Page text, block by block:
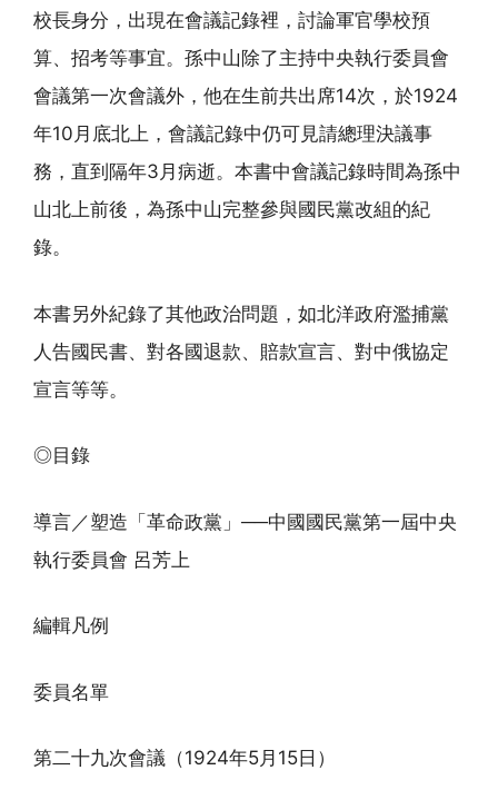
校長身分，出現在會議記錄裡，討論軍官學校預
算、招考等事宜。孫中山除了主持中央執行委員會
會議第一次會議外，他在生前共出席14次，於1924
年10月底北上，會議記錄中仍可見請總理決議事
務，直到隔年3月病逝。本書中會議記錄時間為孫中
山北上前後，為孫中山完整參與國民黨改組的紀
錄。
本書另外紀錄了其他政治問題，如北洋政府濫捕黨
人告國民書、對各國退款、賠款宣言、對中俄協定
宣言等等。
◎目錄
導言／塑造「革命政黨」──中國國民黨第一屆中央
執行委員會 呂芳上
編輯凡例
委員名單
第二十九次會議（1924年5月15日）